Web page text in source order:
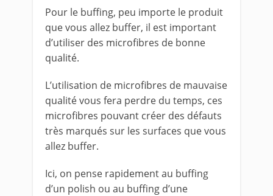
Pour le buffing, peu importe le produit
que vous allez buffer, il est important
d’utiliser des microfibres de bonne
qualité.
L’utilisation de microfibres de mauvaise
qualité vous fera perdre du temps, ces
microfibres pouvant créer des défauts
très marqués sur les surfaces que vous
allez buffer.
Ici, on pense rapidement au buffing
d’un polish ou au buffing d’une